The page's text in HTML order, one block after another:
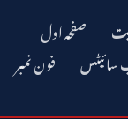
صفحہ اول
فون نمبر
سائیٹس